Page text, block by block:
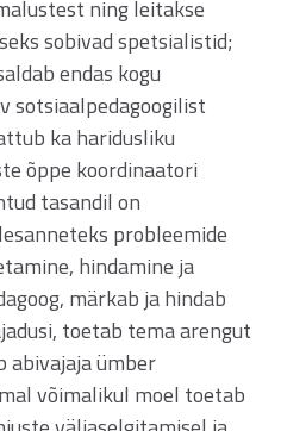
ning leitakse
sobivad spetsialistid;
endas kogu
sotsiaalpedagoogilist
ka haridusliku
õppe koordinaatori
tasandil on
probleemide
hindamine ja
märkab ja hindab
toetab tema arengut
abivajaja ümber
võimalikul moel toetab